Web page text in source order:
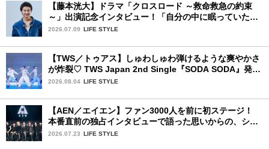
【藤本洸大】ドラマ「クロスロード ～救命救急の約束
～」出演記念インタビュー！「自分の中に眠っていた熱
を思い出させてもらった作品です」
2026.07.09 LIFE STYLE
【TWS／トゥアス】しゅわしゅわ弾けるような爽やかさ
が炸裂♡ TWS Japan 2nd Single『SODA SODA』発売
記念SPECIAL SHOWCASEを詳細レポ
2026.08.04 LIFE STYLE
【AEN／エイエン】ファン3000人を前に初ステージ！
本番直前の独占インタビューで語った思いからの、ショ
ーケース完全レポート！
2026.07.23 LIFE STYLE